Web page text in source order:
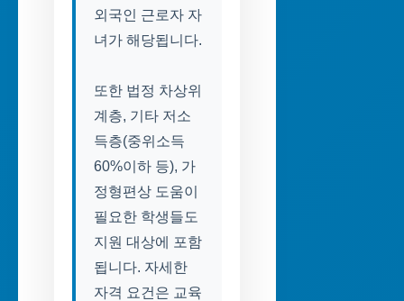
외국인 근로자 자
녀가 해당됩니다.
또한 법정 차상위
계층, 기타 저소
득층(중위소득
60%이하 등), 가
정형편상 도움이
필요한 학생들도
지원 대상에 포함
됩니다. 자세한
자격 요건은 교육